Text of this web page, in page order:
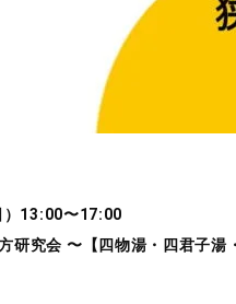
）13:00〜17:00
究会 〜【四物湯・四君子湯